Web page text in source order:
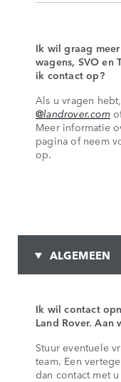
Ik wil graag
wagens, SVO en
ik contact op?
Als u vragen
@landrover.com
Meer informatie
pagina of neem
op.
ALGEMEEN
Ik wil contact
Land Rover. Aan
Stuur eventuele
team. Een
dan contact met